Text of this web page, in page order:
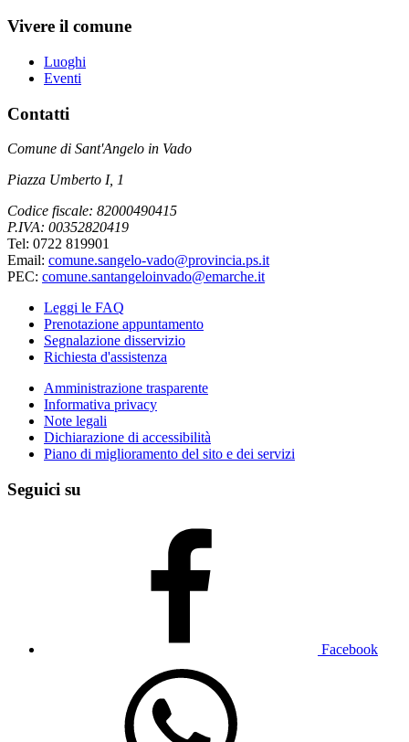
Vivere il comune
Luoghi
Eventi
Contatti
Comune di Sant'Angelo in Vado
Piazza Umberto I, 1
Codice fiscale: 82000490415
P.IVA: 00352820419
Tel: 0722 819901
Email: comune.sangelo-vado@provincia.ps.it
PEC: comune.santangeloinvado@emarche.it
Leggi le FAQ
Prenotazione appuntamento
Segnalazione disservizio
Richiesta d'assistenza
Amministrazione trasparente
Informativa privacy
Note legali
Dichiarazione di accessibilità
Piano di miglioramento del sito e dei servizi
Seguici su
Facebook